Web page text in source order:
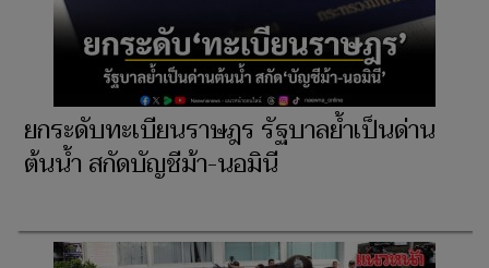
ยกระดับทะเบียนราษฎร รัฐบาลย้ำเป็นด่าน
ต้นน้ำ สกัดบัญชีม้า-นอมินี